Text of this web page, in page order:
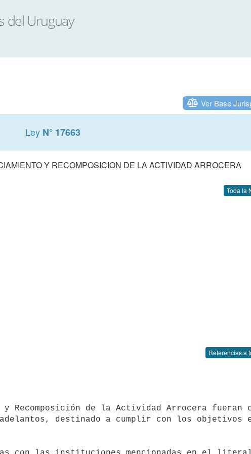
Ver Base
Ley N° 17663
Y RECOMPOSICION DE LA ACTIVIDAD ARROCERA
Toda la
Referencias a
destinado a cumplir con los objetivos